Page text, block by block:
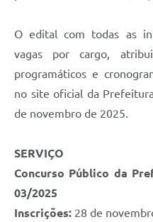
O edital com todas as
vagas por cargo,
programáticos e
no site oficial da
de novembro de 2025.
SERVIÇO
Concurso Público da
03/2025
Inscrições: 28 de